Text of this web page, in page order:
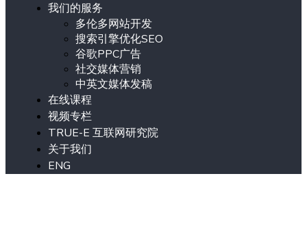
我们的服务
多伦多网站开发
搜索引擎优化SEO
谷歌PPC广告
社交媒体营销
中英文媒体发稿
在线课程
视频专栏
TRUE-E 互联网研究院
关于我们
ENG